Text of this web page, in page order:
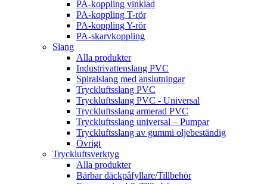
PA-koppling vinklad
PA-koppling T-rör
PA-koppling Y-rör
PA-skarvkoppling
Slang
Alla produkter
Industrivattenslang PVC
Spiralslang med anslutningar
Tryckluftsslang PVC
Tryckluftsslang PVC - Universal
Tryckluftsslang armerad PVC
Tryckluftsslang universal – Pumpar
Tryckluftsslang av gummi oljebeständig
Övrigt
Tryckluftsverktyg
Alla produkter
Bärbar däckpåfyllare/Tillbehör